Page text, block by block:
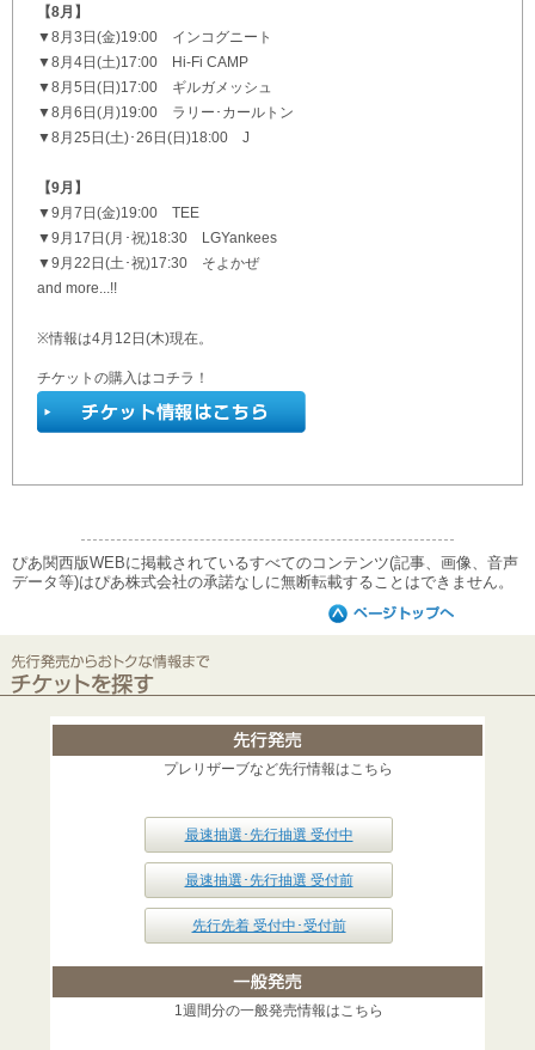
【8月】
▼8月3日(金)19:00 インコグニート
▼8月4日(土)17:00 Hi-Fi CAMP
▼8月5日(日)17:00 ギルガメッシュ
▼8月6日(月)19:00 ラリー･カールトン
▼8月25日(土)･26日(日)18:00 J
【9月】
▼9月7日(金)19:00 TEE
▼9月17日(月･祝)18:30 LGYankees
▼9月22日(土･祝)17:30 そよかぜ
and more...!!
※情報は4月12日(木)現在。
チケットの購入はコチラ！
ぴあ関西版WEBに掲載されているすべてのコンテンツ(記事、画像、音声
データ等)はぴあ株式会社の承諾なしに無断転載することはできません。
プレリザーブなど先行情報はこちら
最速抽選･先行抽選 受付中
最速抽選･先行抽選 受付前
先行先着 受付中･受付前
1週間分の一般発売情報はこちら